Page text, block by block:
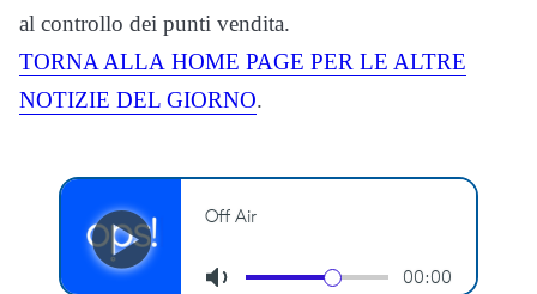
al controllo dei punti vendita.
TORNA ALLA HOME PAGE PER LE ALTRE
NOTIZIE DEL GIORNO.